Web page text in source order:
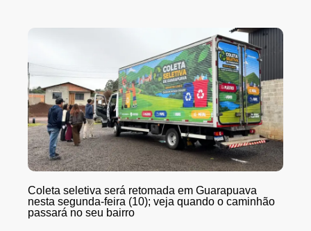
Coleta seletiva será retomada em Guarapuava
nesta segunda-feira (10); veja quando o caminhão
passará no seu bairro